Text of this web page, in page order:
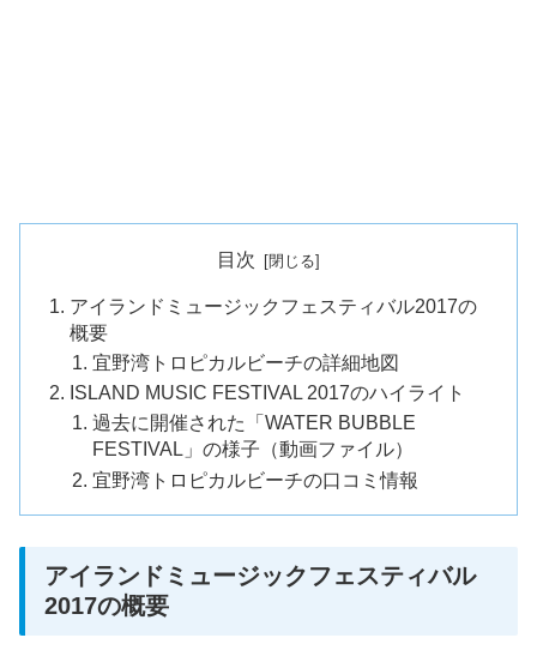
目次
アイランドミュージックフェスティバル2017の
概要
宜野湾トロピカルビーチの詳細地図
ISLAND MUSIC FESTIVAL 2017のハイライト
過去に開催された「WATER BUBBLE
FESTIVAL」の様子（動画ファイル）
宜野湾トロピカルビーチの口コミ情報
アイランドミュージックフェスティバル
2017の概要